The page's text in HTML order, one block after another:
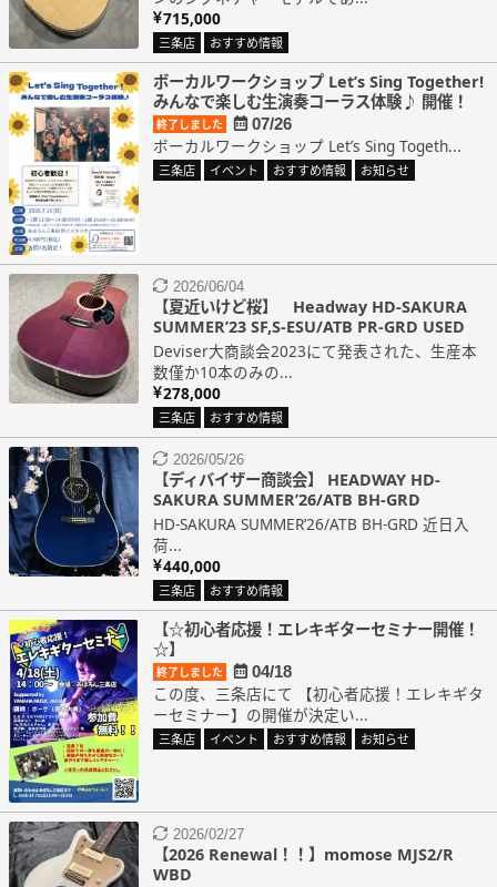
715,000
三条店 おすすめ情報
ボーカルワークショップ Let’s Sing Together!
みんなで楽しむ生演奏コーラス体験♪ 開催！
終了しました 07/26
ボーカルワークショップ Let’s Sing Togeth...
三条店 イベント おすすめ情報 お知らせ
2026/06/04
【夏近いけど桜】 Headway HD-SAKURA
SUMMER’23 SF,S-ESU/ATB PR-GRD USED
Deviser大商談会2023にて発表された、生産本
数僅か10本のみの...
278,000
三条店 おすすめ情報
2026/05/26
【ディバイザー商談会】 HEADWAY HD-
SAKURA SUMMER’26/ATB BH-GRD
HD-SAKURA SUMMER’26/ATB BH-GRD 近日入
荷...
440,000
三条店 おすすめ情報
【☆初心者応援！エレキギターセミナー開催！
☆】
終了しました 04/18
この度、三条店にて 【初心者応援！エレキギタ
ーセミナー】の開催が決定い...
三条店 イベント おすすめ情報 お知らせ
2026/02/27
【2026 Renewal！！】momose MJS2/R
WBD